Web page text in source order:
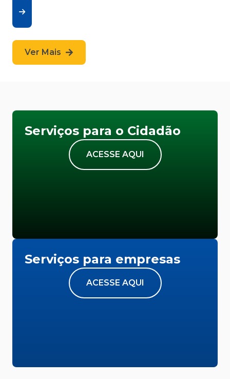
Ver Mais
Serviços para o Cidadão
ACESSE AQUI
Serviços para empresas
ACESSE AQUI